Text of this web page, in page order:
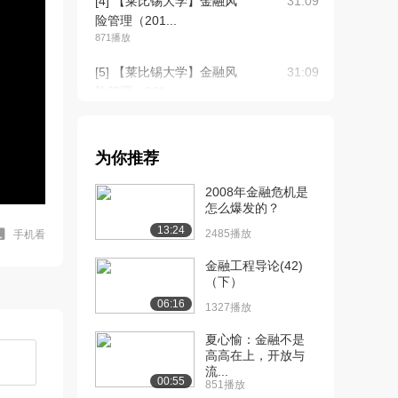
手机看
险管理（201...
871播放
[5] 【莱比锡大学】金融风
31:09
险管理（201...
[7] 【莱比锡大学】金融风
险管理（201...
[8] 【莱比锡大学】金融风
险管理（201...
[9] 【莱比锡大学】金融风
险管理（201...
27:53
为你推荐
13:24
2008年金融危机是
怎么爆发的？
2485播放
06:16
金融工程导论(42)
（下）
1327播放
00:55
夏心愉：金融不是
高高在上，开放与
流...
851播放